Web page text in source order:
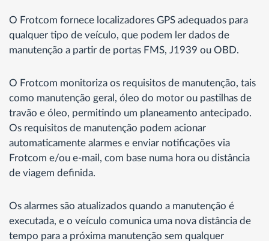
O Frotcom fornece localizadores GPS adequados para
qualquer tipo de veículo, que podem ler dados de
manutenção a partir de portas FMS, J1939 ou OBD.
O Frotcom monitoriza os requisitos de manutenção, tais
como manutenção geral, óleo do motor ou pastilhas de
travão e óleo, permitindo um planeamento antecipado.
Os requisitos de manutenção podem acionar
automaticamente alarmes e enviar notificações via
Frotcom e/ou e-mail, com base numa hora ou distância
de viagem definida.
Os alarmes são atualizados quando a manutenção é
executada, e o veículo comunica uma nova distância de
tempo para a próxima manutenção sem qualquer